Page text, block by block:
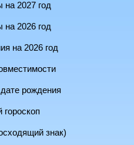
на 2027 год
на 2026 год
на 2026 год
рождения
знак)